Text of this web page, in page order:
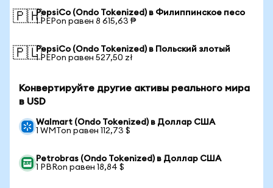
🇵🇭PepsiCo (Ondo Tokenized) в Филиппинское песо
1 PEPon равен 8 615,63 ₱
🇵🇱PepsiCo (Ondo Tokenized) в Польский злотый
1 PEPon равен 527,50 zł
Конвертируйте другие активы реального мира
в USD
Walmart (Ondo Tokenized) в Доллар США
1 WMTon равен 112,73 $
Petrobras (Ondo Tokenized) в Доллар США
1 PBRon равен 18,84 $